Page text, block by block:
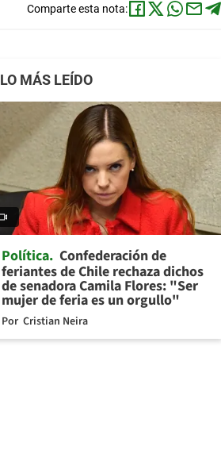
Comparte esta nota:
LO MÁS LEÍDO
Política Confederación de
feriantes de Chile rechaza dichos
de senadora Camila Flores: "Ser
mujer de feria es un orgullo"
Por Cristian Neira